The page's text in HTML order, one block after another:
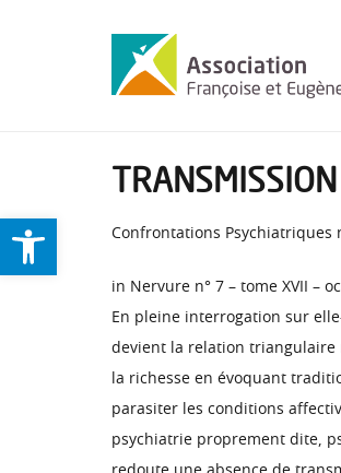
TRANSMISSION
Confrontations Psychiatriques
in Nervure n° 7 – tome XVII –
En pleine interrogation sur
devient la relation triangulaire
la richesse en évoquant
parasiter les conditions
psychiatrie proprement dite,
Ouvrir la barre d’outils